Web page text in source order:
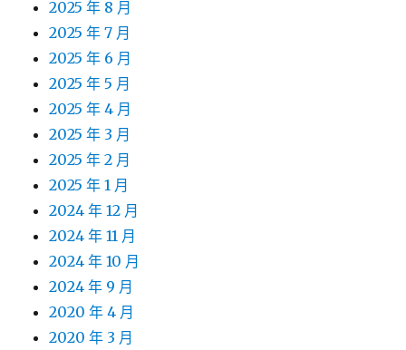
2025 年 8 月
2025 年 7 月
2025 年 6 月
2025 年 5 月
2025 年 4 月
2025 年 3 月
2025 年 2 月
2025 年 1 月
2024 年 12 月
2024 年 11 月
2024 年 10 月
2024 年 9 月
2020 年 4 月
2020 年 3 月